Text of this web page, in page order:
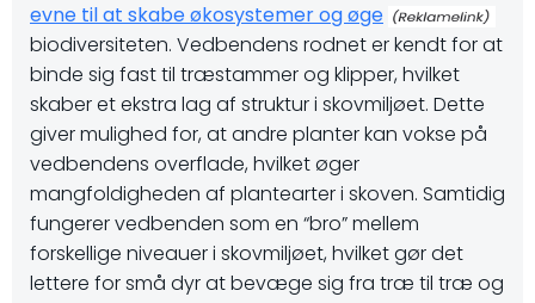
evne til at skabe økosystemer og øge
biodiversiteten. Vedbendens rodnet er kendt for at
binde sig fast til træstammer og klipper, hvilket
skaber et ekstra lag af struktur i skovmiljøet. Dette
giver mulighed for, at andre planter kan vokse på
vedbendens overflade, hvilket øger
mangfoldigheden af plantearter i skoven. Samtidig
fungerer vedbenden som en “bro” mellem
forskellige niveauer i skovmiljøet, hvilket gør det
lettere for små dyr at bevæge sig fra træ til træ og